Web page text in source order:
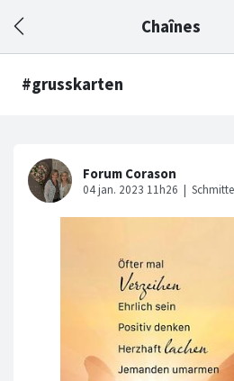
Chaînes
#grusskarten